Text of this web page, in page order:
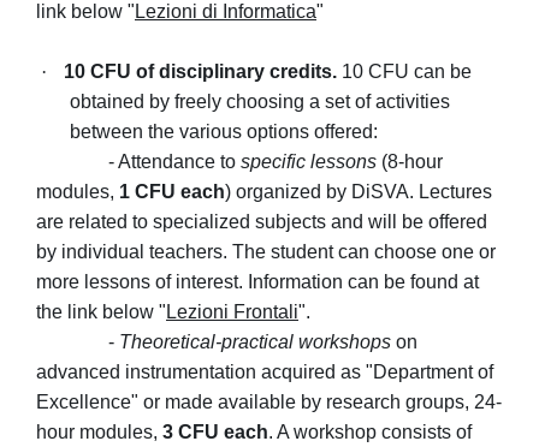
link below " Lezioni di Informatica"
· 10 CFU of disciplinary credits. 10 CFU can be
obtained by freely choosing a set of activities
between the various options offered:
- Attendance to specific lessons (8-hour
modules, 1 CFU each) organized by DiSVA. Lectures
are related to specialized subjects and will be offered
by individual teachers. The student can choose one or
more lessons of interest. Information can be found at
the link below " Lezioni Frontali".
- Theoretical-practical workshops on
advanced instrumentation acquired as "Department of
Excellence" or made available by research groups, 24-
hour modules, 3 CFU each. A workshop consists of